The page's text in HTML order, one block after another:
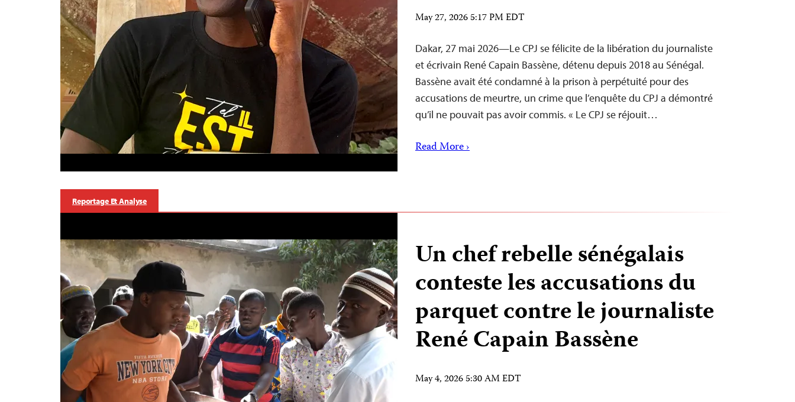
May 27, 2026 5:17 PM EDT
Dakar, 27 mai 2026—Le CPJ se félicite de la libération du journaliste
et écrivain René Capain Bassène, détenu depuis 2018 au Sénégal.
Bassène avait été condamné à la prison à perpétuité pour des
accusations de meurtre, un crime que l’enquête du CPJ a démontré
qu’il ne pouvait pas avoir commis. « Le CPJ se réjouit…
Read More ›
Reportage Et Analyse
Un chef rebelle sénégalais
conteste les accusations du
parquet contre le journaliste
René Capain Bassène
May 4, 2026 5:30 AM EDT